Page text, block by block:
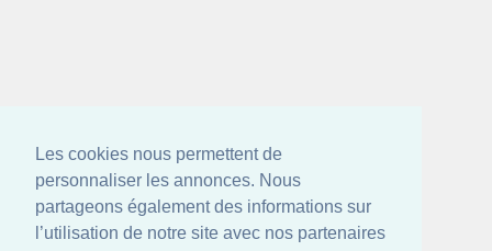
Les cookies nous permettent de
personnaliser les annonces. Nous
partageons également des informations sur
l’utilisation de notre site avec nos partenaires